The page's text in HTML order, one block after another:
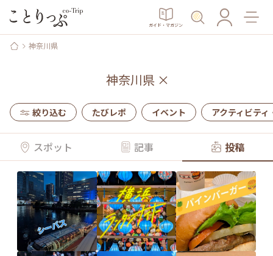
ガイド・マガジン
神奈川県
神奈川県 ×
絞り込む たびレポ イベント アクティビティ
スポット 記事 投稿